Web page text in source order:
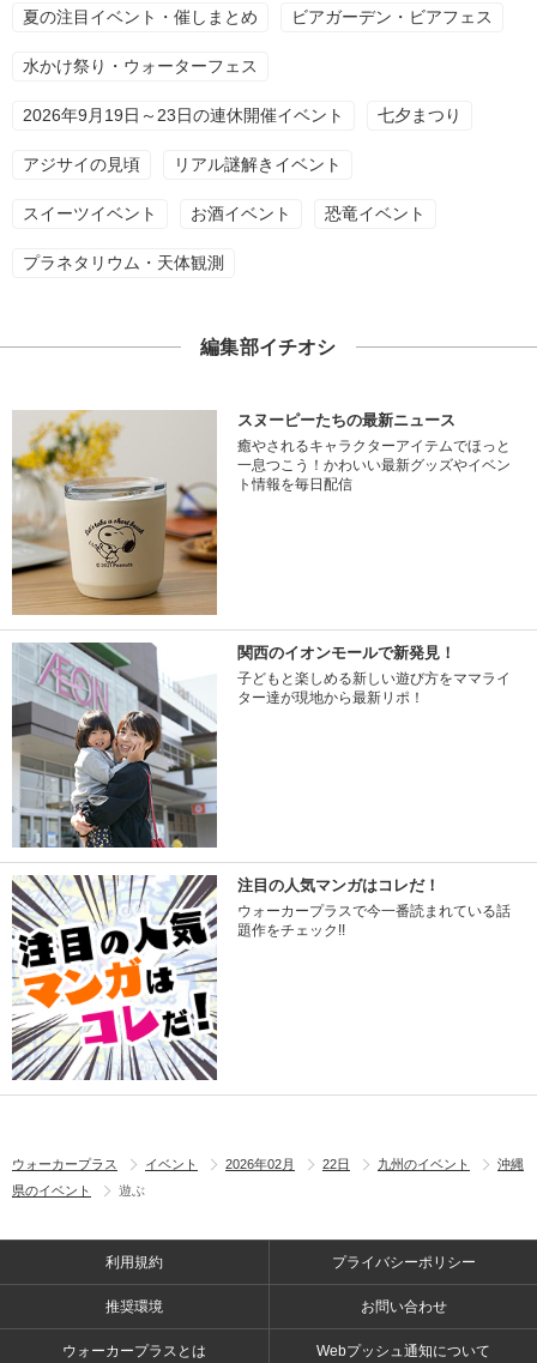
夏の注目イベント・催しまとめ ビアガーデン・ビアフェス
水かけ祭り・ウォーターフェス
2026年9月19日～23日の連休開催イベント 七夕まつり
アジサイの見頃 リアル謎解きイベント
スイーツイベント お酒イベント 恐竜イベント
プラネタリウム・天体観測
編集部イチオシ
スヌーピーたちの最新ニュース
癒やされるキャラクターアイテムでほっと
一息つこう！かわいい最新グッズやイベン
ト情報を毎日配信
関西のイオンモールで新発見！
子どもと楽しめる新しい遊び方をママライ
ター達が現地から最新リポ！
注目の人気マンガはコレだ！
ウォーカープラスで今一番読まれている話
題作をチェック!!
ウォーカープラス イベント 2026年02月 22日 九州のイベント
沖縄
県のイベント
遊ぶ
利用規約 プライバシーポリシー
推奨環境 お問い合わせ
ウォーカープラスとは Webプッシュ通知について